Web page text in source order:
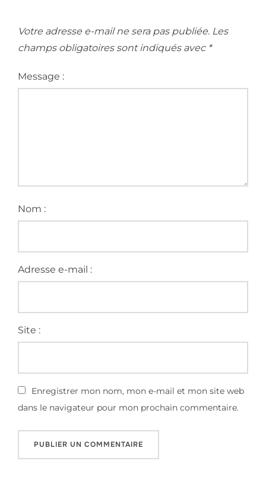
Votre adresse e-mail ne sera pas publiée. Les
champs obligatoires sont indiqués avec *
Message :
Nom :
Adresse e-mail :
Site :
Enregistrer mon nom, mon e-mail et mon site web
dans le navigateur pour mon prochain commentaire.